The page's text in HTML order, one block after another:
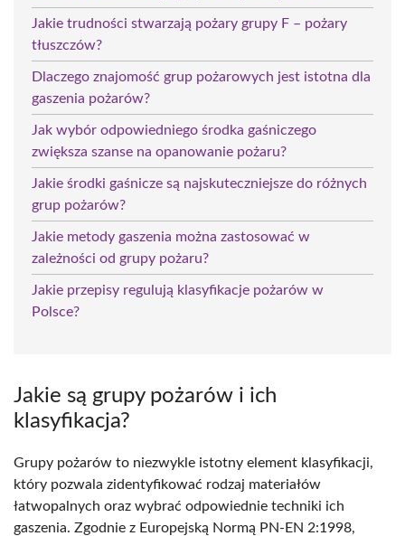
Jakie trudności stwarzają pożary grupy F – pożary
tłuszczów?
Dlaczego znajomość grup pożarowych jest istotna dla
gaszenia pożarów?
Jak wybór odpowiedniego środka gaśniczego
zwiększa szanse na opanowanie pożaru?
Jakie środki gaśnicze są najskuteczniejsze do różnych
grup pożarów?
Jakie metody gaszenia można zastosować w
zależności od grupy pożaru?
Jakie przepisy regulują klasyfikacje pożarów w
Polsce?
Jakie są grupy pożarów i ich
klasyfikacja?
Grupy pożarów to niezwykle istotny element klasyfikacji,
który pozwala zidentyfikować rodzaj materiałów
łatwopalnych oraz wybrać odpowiednie techniki ich
gaszenia. Zgodnie z Europejską Normą PN-EN 2:1998,